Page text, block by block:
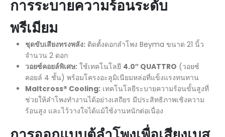
การระบายความร้อนระดับ
พรีเมียม
ชุดขับเสียงทรงพลัง:ติดตั้งดอกลำโพง Beyma ขนาด 21 นิ้ว
จำนวน 2 ดอก
วอยซ์คอยล์พิเศษ:ใช้เทคโนโลยี 4.0″QUATTRO (วอยซ์
คอยล์ 4 ชั้น) พร้อมโครงอะลูมิเนียมหล่อที่แข็งแรงทนทาน
Maltcross® Cooling:เทคโนโลยีระบายความร้อนขั้นสูงที่
ช่วยให้ลำโพงทำงานได้อย่างเสถียร มีประสิทธิภาพเชิงความ
ร้อนสูง และไว้วางใจได้แม้ใช้งานหนักต่อเนื่อง